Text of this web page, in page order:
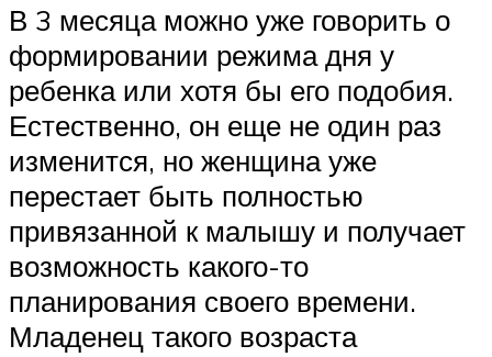
В 3 месяца можно уже говорить о
формировании режима дня у
ребенка или хотя бы его подобия.
Естественно, он еще не один раз
изменится, но женщина уже
перестает быть полностью
привязанной к малышу и получает
возможность какого-то
планирования своего времени.
Младенец такого возраста